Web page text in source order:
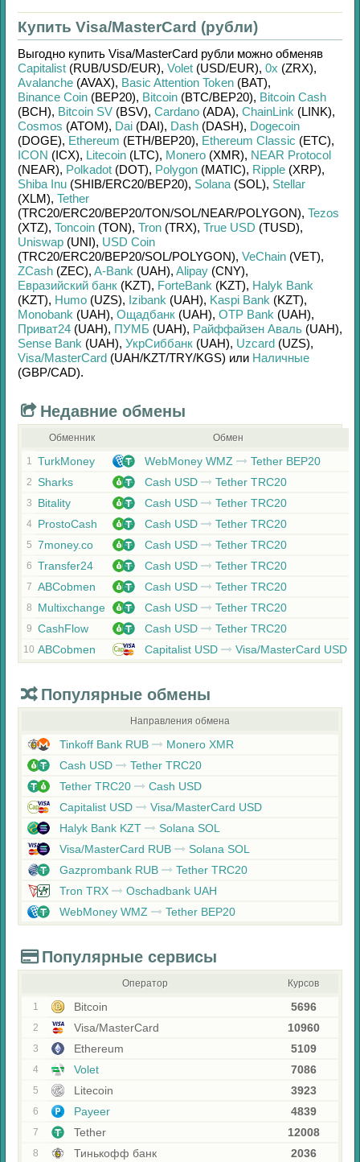
Купить Visa/MasterCard (рубли)
Выгодно купить Visa/MasterCard рубли можно обменяв
Capitalist (RUB/USD/EUR), Volet (USD/EUR), 0x (ZRX),
Avalanche (AVAX), Basic Attention Token (BAT),
Binance Coin (BEP20), Bitcoin (BTC/BEP20), Bitcoin Cash
(BCH), Bitcoin SV (BSV), Cardano (ADA), ChainLink (LINK),
Cosmos (ATOM), Dai (DAI), Dash (DASH), Dogecoin
(DOGE), Ethereum (ETH/BEP20), Ethereum Classic (ETC),
ICON (ICX), Litecoin (LTC), Monero (XMR), NEAR Protocol
(NEAR), Polkadot (DOT), Polygon (MATIC), Ripple (XRP),
Shiba Inu (SHIB/ERC20/BEP20), Solana (SOL), Stellar
(XLM), Tether
(TRC20/ERC20/BEP20/TON/SOL/NEAR/POLYGON), Tezos
(XTZ), Toncoin (TON), Tron (TRX), True USD (TUSD),
Uniswap (UNI), USD Coin
(TRC20/ERC20/BEP20/SOL/POLYGON), VeChain (VET),
ZCash (ZEC), A-Bank (UAH), Alipay (CNY),
Евразийский банк (KZT), ForteBank (KZT), Halyk Bank
(KZT), Humo (UZS), Izibank (UAH), Kaspi Bank (KZT),
Monobank (UAH), Ощадбанк (UAH), OTP Bank (UAH),
Приват24 (UAH), ПУМБ (UAH), Райффайзен Аваль (UAH),
Sense Bank (UAH), УкрСиббанк (UAH), Uzcard (UZS),
Visa/MasterCard (UAH/KZT/TRY/KGS) или Наличные
(GBP/CAD).
Недавние обмены
Обменник Обмен
1 TurkMoney WebMoney WMZ Tether BEP20
2 Sharks Cash USD Tether TRC20
3 Bitality Cash USD Tether TRC20
4 ProstoCash Cash USD Tether TRC20
5 7money.co Cash USD Tether TRC20
6 Transfer24 Cash USD Tether TRC20
7 ABCobmen Cash USD Tether TRC20
8 Multixchange Cash USD Tether TRC20
9 CashFlow Cash USD Tether TRC20
10 ABCobmen Capitalist USD Visa/MasterCard USD
Популярные обмены
Направления обмена
Tinkoff Bank RUB
Monero XMR
Cash USD
Tether TRC20
Tether TRC20
Cash USD
Capitalist USD
Visa/MasterCard USD
Halyk Bank KZT
Solana SOL
Visa/MasterCard RUB
Solana SOL
Gazprombank RUB
Tether TRC20
Tron TRX
Oschadbank UAH
WebMoney WMZ
Tether BEP20
Популярные сервисы
Оператор Курсов
1 Bitcoin 5696
2 Visa/MasterCard 10960
3 Ethereum 5109
4 Volet 7086
5 Litecoin 3923
6 Payeer 4839
7 Tether 12008
8 Тинькофф банк 2036